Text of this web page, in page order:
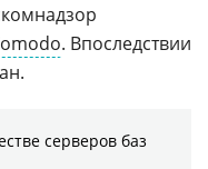
. Впоследствии
серверов баз